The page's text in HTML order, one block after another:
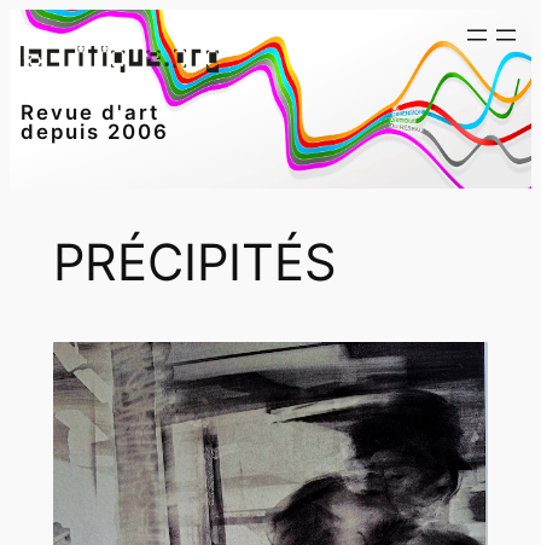
Aller
au
Revue d'art
depuis 2006
PRÉCIPITÉS